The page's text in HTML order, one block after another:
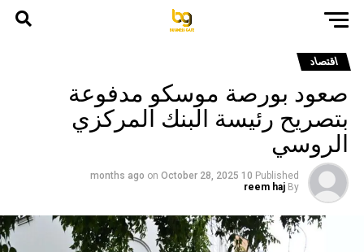
اقتصاد
صعود بورصة موسكو مدفوعة
بتصريح رئيسة البنك المركزي
الروسي
Published
10 months ago
on October 28, 2025
By
reem haj